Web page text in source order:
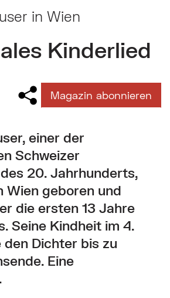
in Wien
Kinderlied
Magazin abonnieren
einer der
Schweizer
20. Jahrhunderts,
Wien geboren und
die ersten 13 Jahre
Seine Kindheit im 4.
Dichter bis zu
Eine